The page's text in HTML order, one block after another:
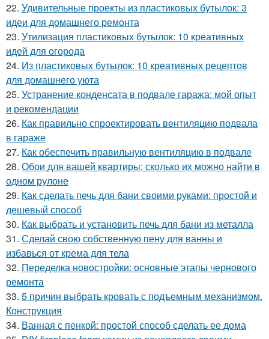
22. Удивительные проекты из пластиковых бутылок: 3
идеи для домашнего ремонта
23. Утилизация пластиковых бутылок: 10 креативных
идей для огорода
24. Из пластиковых бутылок: 10 креативных рецептов
для домашнего уюта
25. Устранение конденсата в подвале гаража: мой опыт
и рекомендации
26. Как правильно спроектировать вентиляцию подвала
в гараже
27. Как обеспечить правильную вентиляцию в подвале
28. Обои для вашей квартиры: сколько их можно найти в
одном рулоне
29. Как сделать печь для бани своими руками: простой и
дешевый способ
30. Как выбрать и установить печь для бани из металла
31. Сделай свою собственную пену для ванны и
избавься от крема для тела
32. Переделка новостройки: основные этапы чернового
ремонта
33. 5 причин выбрать кровать с подъемным механизмом.
Конструкция
34. Ванная с пенкой: простой способ сделать ее дома